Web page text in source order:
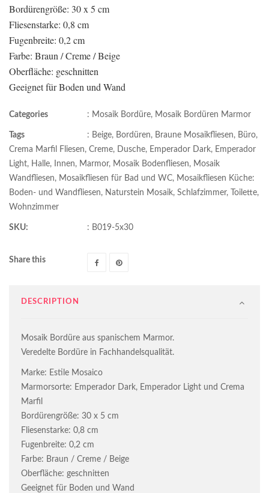
Bordürengröße: 30 x 5 cm
Fliesenstarke: 0,8 cm
Fugenbreite: 0,2 cm
Farbe: Braun / Creme / Beige
Oberfläche: geschnitten
Geeignet für Boden und Wand
Categories : Mosaik Bordüre, Mosaik Bordüren Marmor
Tags : Beige, Bordüren, Braune Mosaikfliesen, Büro,
Crema Marfil Fliesen, Creme, Dusche, Emperador Dark, Emperador
Light, Halle, Innen, Marmor, Mosaik Bodenfliesen, Mosaik
Wandfliesen, Mosaikfliesen für Bad und WC, Mosaikfliesen Küche:
Boden- und Wandfliesen, Naturstein Mosaik, Schlafzimmer, Toilette,
Wohnzimmer
SKU: : B019-5x30
Share this
DESCRIPTION
Mosaik Bordüre aus spanischem Marmor.
Veredelte Bordüre in Fachhandelsqualität.
Marke: Estile Mosaico
Marmorsorte: Emperador Dark, Emperador Light und Crema
Marfil
Bordürengröße: 30 x 5 cm
Fliesenstarke: 0,8 cm
Fugenbreite: 0,2 cm
Farbe: Braun / Creme / Beige
Oberfläche: geschnitten
Geeignet für Boden und Wand